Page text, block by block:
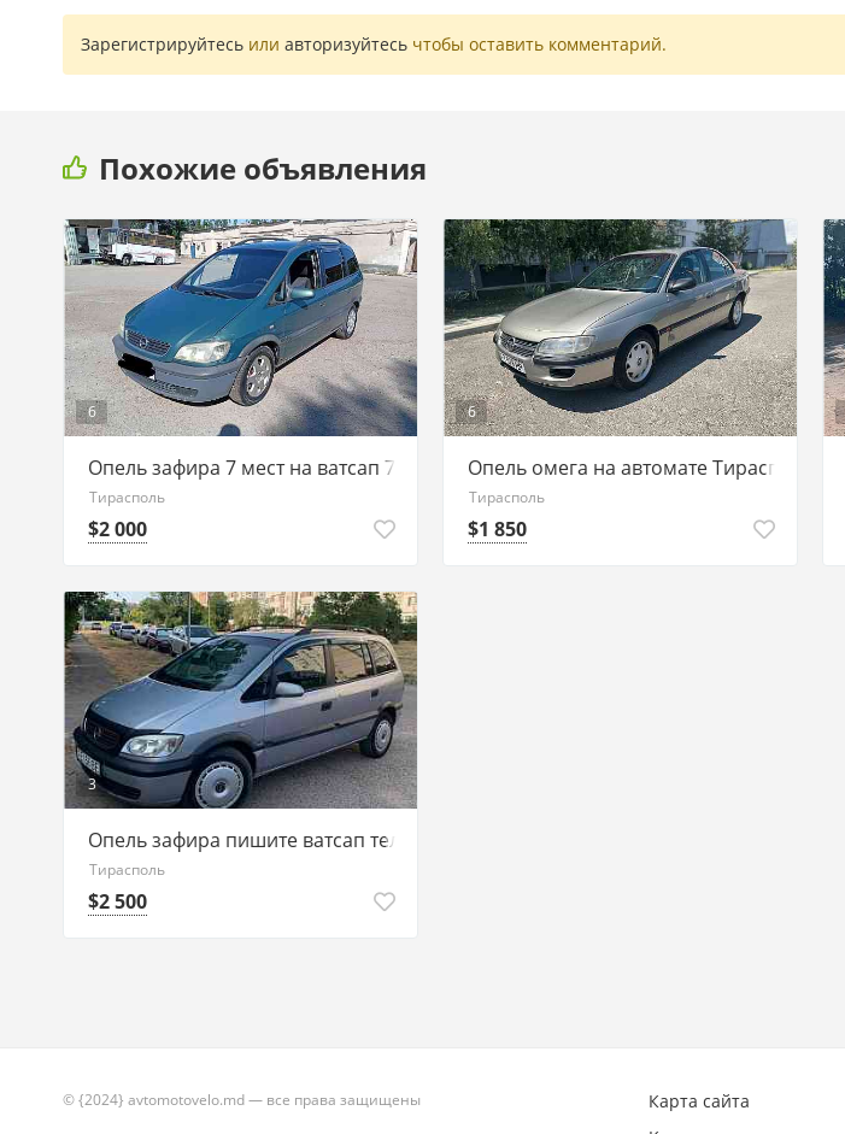
Зарегистрируйтесь или авторизуйтесь чтобы оставить комментарий.
Похожие объявления
6
Опель зафира 7 мест на ватсап 77751188
Тирасполь
$2 000
6
Опель омега на автомате Тирасполь
Тирасполь
$1 850
3
Опель зафира пишите ватсап телеграм 77751188
Тирасполь
$2 500
© {2024} avtomotovelo.md — все права защищены
Карта сайта